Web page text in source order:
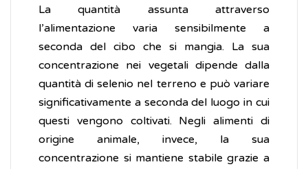
La quantità assunta attraverso
l’alimentazione varia sensibilmente a
seconda del cibo che si mangia. La sua
concentrazione nei vegetali dipende dalla
quantità di selenio nel terreno e può variare
significativamente a seconda del luogo in cui
questi vengono coltivati. Negli alimenti di
origine animale, invece, la sua
concentrazione si mantiene stabile grazie a